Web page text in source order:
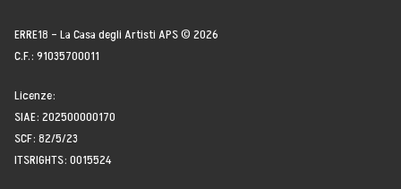
Blogger
Attività
ERRE18 – La Casa degli Artisti APS © 2026
C.F.: 91035700011
Licenze:
SIAE: 202500000170
SCF: 82/5/23
ITSRIGHTS: 0015524